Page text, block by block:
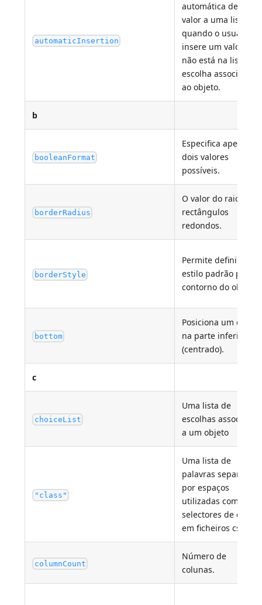
automaticInsertion
automática de um
valor a uma lista
quando o usuário
insere um valor que
não está na lista de
escolha associada
ao objeto.
b
booleanFormat
Especifica apenas
dois valores
possíveis.
borderRadius
O valor do raio para
rectângulos
redondos.
borderStyle
Permite definir um
estilo padrão para o
contorno do objeto.
bottom
Posiciona um objeto
na parte inferior
(centrado).
c
choiceList
Uma lista de
escolhas associadas
a um objeto
"class"
Uma lista de
palavras separadas
por espaços
utilizadas como
selectores de classe
em ficheiros css.
columnCount
Número de
colunas.